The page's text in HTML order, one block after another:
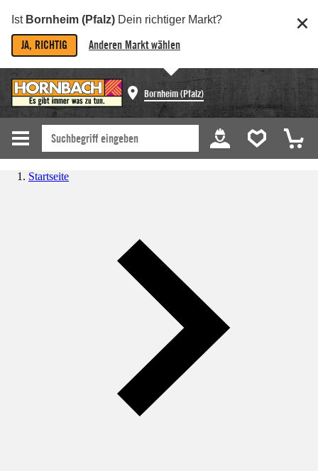
Ist Bornheim (Pfalz) Dein richtiger Markt?
JA, RICHTIG Anderen Markt wählen
Bornheim (Pfalz)
Startseite